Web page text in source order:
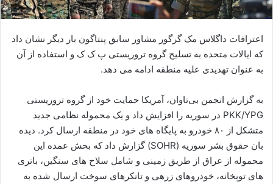
اعترافات داگلاس مک گرگور مشاور سابق پنتاگون بار دیگر نشان داد
که ایالات متحده به تسلیح گروه تروریستی پ ک ک و استفاده از آن
به عنوان تهدیدی علیه منطقه ادامه می دهد.
به گزارش انجمن بی‌تاوان، آمریکا حمایت خود از گروه تروریستی
PKK/YPG در سوریه را افزایش داد و یک محموله نظامی جدید
متشکل از ۸۰ خودرو به پایگاه های خود در منطقه ارسال کرد. دیده
بان حقوق بشر سوریه (SOHR) گزارش داد که بخش عمده این
محموله از عراق از طریق زمینی و شامل سلاح های سنگین، باتری
های توپخانه، خودروهای زرهی و تانکرهای سوخت ارسال شده به